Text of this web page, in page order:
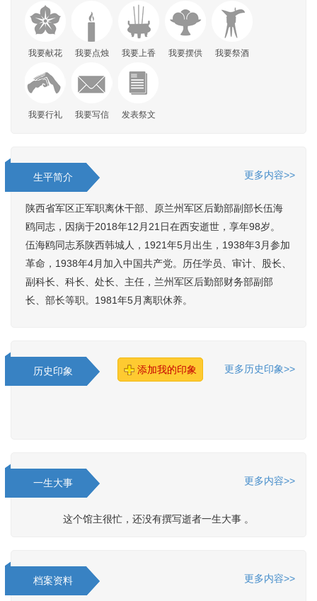
我要献花 我要点烛 我要上香 我要摆供 我要祭酒
我要行礼 我要写信 发表祭文
生平简介 更多内容>>
陕西省军区正军职离休干部、原兰州军区后勤部副部长伍海
鸥同志，因病于2018年12月21日在西安逝世，享年98岁。
伍海鸥同志系陕西韩城人，1921年5月出生，1938年3月参加
革命，1938年4月加入中国共产党。历任学员、审计、股长、
副科长、科长、处长、主任，兰州军区后勤部财务部副部
长、部长等职。1981年5月离职休养。
历史印象 添加我的印象 更多历史印象>>
一生大事 更多内容>>
这个馆主很忙，还没有撰写逝者一生大事 。
档案资料 更多内容>>